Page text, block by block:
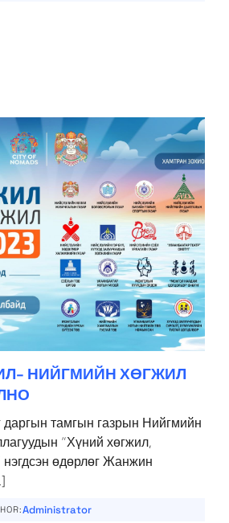
НИЙГМИЙН ХӨГЖИЛ
даргын тамгын газрын Нийгмийн
“Хүний хөгжил,
нэгдсэн өдөрлөг Жанжин
Administrator